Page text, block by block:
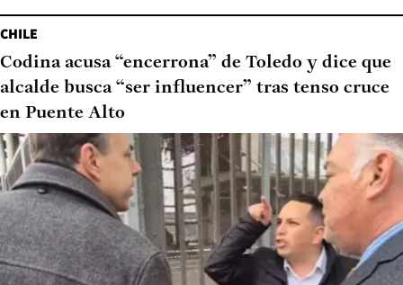
CHILE
Codina acusa “encerrona” de Toledo y dice que
alcalde busca “ser influencer” tras tenso cruce
en Puente Alto